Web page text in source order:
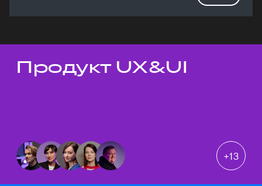
Темы докладов
Продукт UX&UI
+13